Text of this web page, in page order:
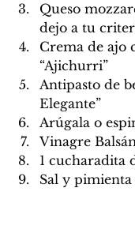
Queso
dejo a tu
Crema de ajo
“Ajichurri”
Antipasto de
Elegante”
Arúgala o
Vinagre
1 cucharadita
Sal y pimienta